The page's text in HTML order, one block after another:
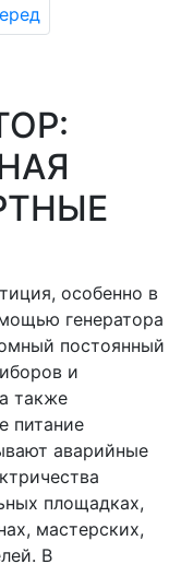
особенно в
генератора
постоянный
и
также
питание
аварийные
площадках,
мастерских,
В